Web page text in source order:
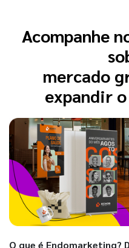
Acompanhe
mercado
expandir
O que é Endomarketing?